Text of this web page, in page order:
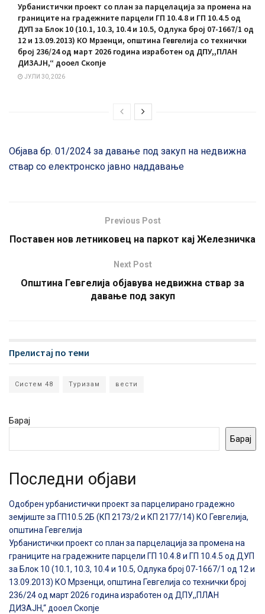
Урбанистички проект со план за парцелација за промена на
границите на градежните парцели ГП 10.4.8 и ГП 10.4.5 од
ДУП за Блок 10 (10.1, 10.3, 10.4 и 10.5, Одлука број 07-1667/1 од
12 и 13.09.2013) КО Мрзенци, општина Гевгелија со технички
број 236/24 од март 2026 година изработен од ДПУ,,ПЛАН
ДИЗАЈН,“ дооел Скопје
ЈУЛИ 30, 2026
Објава бр. 01/2024 за давање под закуп на недвижна
ствар со електронско јавно наддавање
Previous Post
Поставен нов летниковец на паркот кај Железничка
Next Post
Општина Гевгелија објавува недвижна ствар за
давање под закуп
Прелистај по теми
Систем 48 Туризам вести
Барај
Барај
Последни објави
Одобрен урбанистички проект за парцелирано градежно
земјиште за ГП10.5.2Б (КП 2173/2 и КП 2177/14) КО Гевгелија,
општина Гевгелија
Урбанистички проект со план за парцелација за промена на
границите на градежните парцели ГП 10.4.8 и ГП 10.4.5 од ДУП
за Блок 10 (10.1, 10.3, 10.4 и 10.5, Одлука број 07-1667/1 од 12 и
13.09.2013) КО Мрзенци, општина Гевгелија со технички број
236/24 од март 2026 година изработен од ДПУ,,ПЛАН
ДИЗАЈН,“ дооел Скопје